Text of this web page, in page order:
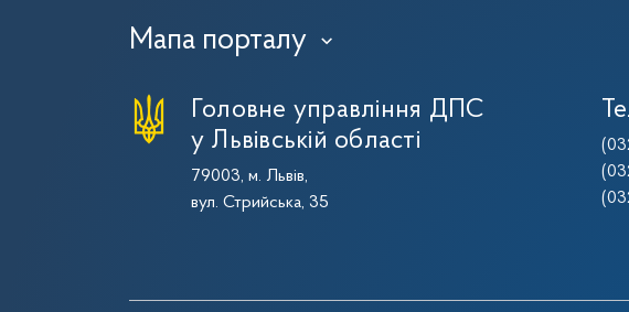
Мапа порталу ›
Головне управління ДПС
у Львівській області
79003, м. Львів,
вул. Стрийська, 35